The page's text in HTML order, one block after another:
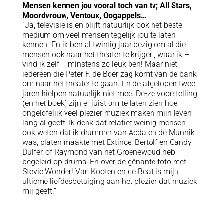
Mensen kennen jou vooral toch van tv; All Stars,
Moordvrouw, Ventoux, Oogappels…
“Ja, televisie is en blijft natuurlijk ook het beste
medium om veel mensen tegelijk jou te laten
kennen. En ik ben al twintig jaar bezig om al die
mensen ook naar het theater te krijgen, waar ik –
vind ik zelf – mínstens zo leuk ben! Maar niet
iedereen die Peter F. de Boer zag komt van de bank
om naar het theater te gaan. En de afgelopen twee
jaren hielpen natuurlijk niet mee. De-ze voorstelling
(en het boek) zijn er júist om te laten zien hoe
ongelofelijk veel plezier muziek maken mijn leven
lang al geeft. Ik denk dat relatief weinig mensen
ook weten dat ik drummer van Acda en de Munnik
was, platen maakte met Extince, Bertolf en Candy
Dulfer, of Raymond van het Groenewoud heb
begeleid op drums. En over de gênante foto met
Stevie Wonder! Van Kooten en de Beat is mijn
ultieme liefdesbetuiging aan het plezier dat muziek
mij geeft.”